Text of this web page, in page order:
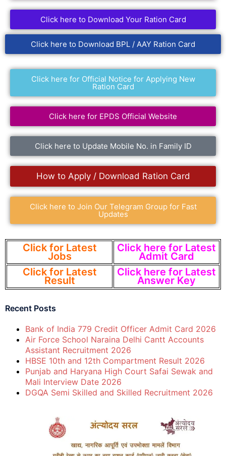
Click here to Download Your Ration Card
Click here to Download BPL / AAY Ration Card
Click here for Official Notice for Applying New
Ration Card
Click here for EPDS Official Website
Click here to Update Mobile No. in Family ID
How to Apply / Download Ration Card
Click here to Join Our Telegram Group for Fast
Updates
Click for Latest
Jobs
Click here for Latest
Admit Card
Click for Latest
Result
Click here for Latest
Answer Key
Recent Posts
Bank of India 779 Credit Officer Admit Card 2026
Air Force School Naraina Delhi Cantt Accounts
Assistant Recruitment 2026
HBSE 10th and 12th Compartment Result 2026
Punjab and Haryana High Court Safai Sewak and
Mali Interview Date 2026
DGQA Semi Skilled and Skilled Recruitment 2026